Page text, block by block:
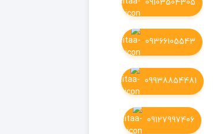
09103504305
09366105543
09938854481
09127997406